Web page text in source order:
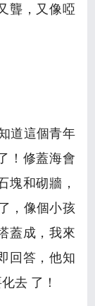
聾，又像啞
道這個青年
！修蓋海會
塊和砌牆，
，像個小孩
蓋成，我來
回答，他知
去 了！